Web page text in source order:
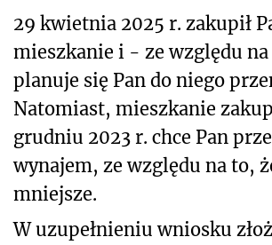
29 kwietnia 2025 r. zakupił
mieszkanie i - ze względu
planuje się Pan do niego
Natomiast, mieszkanie
grudniu 2023 r. chce Pan
wynajem, ze względu na to,
mniejsze.
W uzupełnieniu wniosku